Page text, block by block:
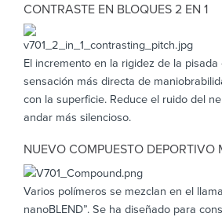
CONTRASTE EN BLOQUES 2 EN 1
El incremento en la rigidez de la
sensación más directa de
con la superficie. Reduce el ruido del
andar más silencioso.
NUEVO COMPUESTO DEPORTIVO
Varios polímeros se mezclan en el
nanoBLEND”. Se ha diseñado para